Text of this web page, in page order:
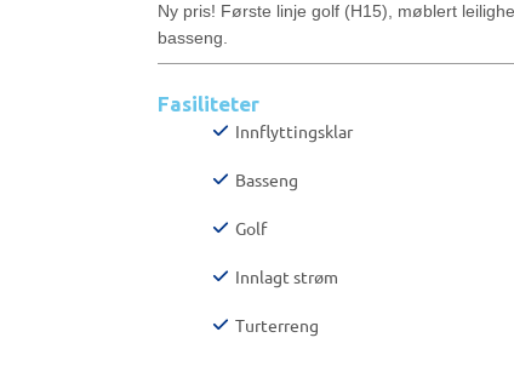
Ny pris! Første linje golf (H15), møblert
basseng.
Fasiliteter
Innflyttingsklar
Basseng
Golf
Innlagt strøm
Turterreng